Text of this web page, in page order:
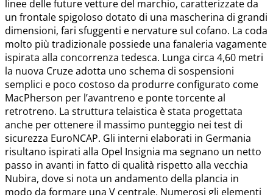
linee delle future vetture del marchio, caratterizzate da
un frontale spigoloso dotato di una mascherina di grandi
dimensioni, fari sfuggenti e nervature sul cofano. La coda
molto più tradizionale possiede una fanaleria vagamente
ispirata alla concorrenza tedesca. Lunga circa 4,60 metri
la nuova Cruze adotta uno schema di sospensioni
semplici e poco costoso da produrre configurato come
MacPherson per l’avantreno e ponte torcente al
retrotreno. La struttura telaistica è stata progettata
anche per ottenere il massimo punteggio nei test di
sicurezza EuroNCAP. Gli interni elaborati in Germania
risultano ispirati alla Opel Insignia ma segnano un netto
passo in avanti in fatto di qualità rispetto alla vecchia
Nubira, dove si nota un andamento della plancia in
modo da formare una V centrale. Numerosi gli elementi